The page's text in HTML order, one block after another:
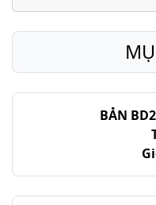
Lu-ca - Chương 13
Lu-ca - Chương 15
BẢN